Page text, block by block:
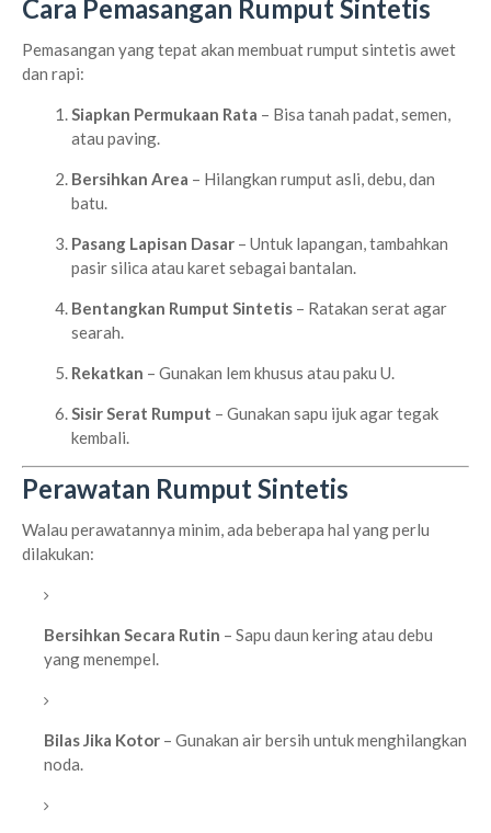
Cara Pemasangan Rumput Sintetis
Pemasangan yang tepat akan membuat rumput sintetis awet
dan rapi:
Siapkan Permukaan Rata – Bisa tanah padat, semen,
atau paving.
Bersihkan Area – Hilangkan rumput asli, debu, dan
batu.
Pasang Lapisan Dasar – Untuk lapangan, tambahkan
pasir silica atau karet sebagai bantalan.
Bentangkan Rumput Sintetis – Ratakan serat agar
searah.
Rekatkan – Gunakan lem khusus atau paku U.
Sisir Serat Rumput – Gunakan sapu ijuk agar tegak
kembali.
Perawatan Rumput Sintetis
Walau perawatannya minim, ada beberapa hal yang perlu
dilakukan:
Bersihkan Secara Rutin – Sapu daun kering atau debu
yang menempel.
Bilas Jika Kotor – Gunakan air bersih untuk menghilangkan
noda.